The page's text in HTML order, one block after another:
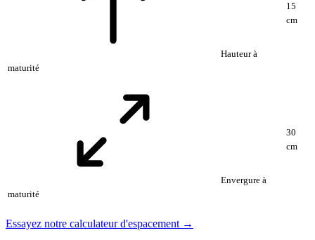
Hauteur à
maturité
15
cm
Envergure à
maturité
30
cm
Essayez notre calculateur d'espacement →